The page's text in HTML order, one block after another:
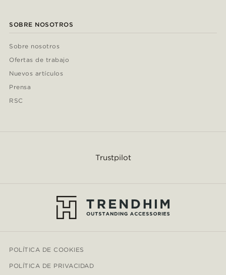
SOBRE NOSOTROS
Sobre nosotros
Ofertas de trabajo
Nuevos artículos
Prensa
RSC
Trustpilot
POLÍTICA DE COOKIES
POLÍTICA DE PRIVACIDAD